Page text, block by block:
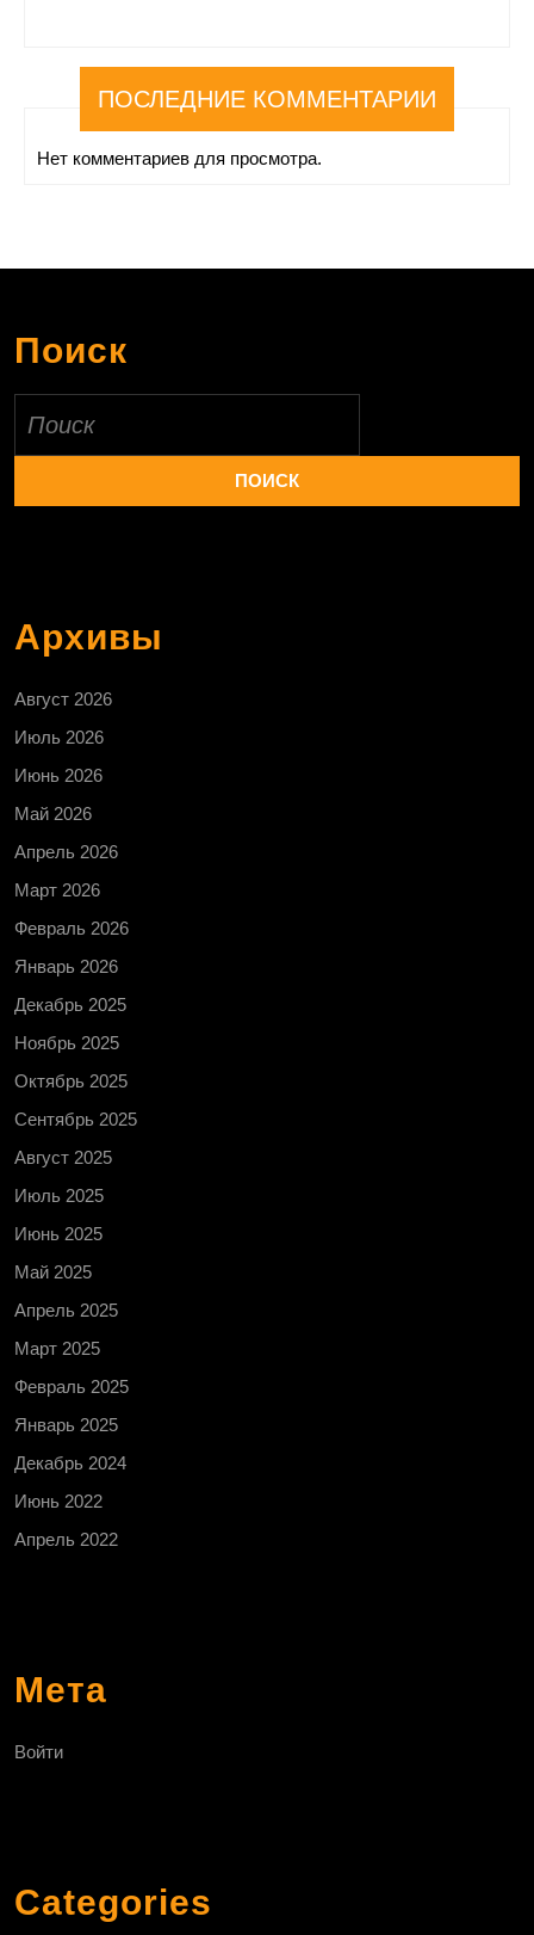
ПОСЛЕДНИЕ КОММЕНТАРИИ
Нет комментариев для просмотра.
Поиск
Архивы
Август 2026
Июль 2026
Июнь 2026
Май 2026
Апрель 2026
Март 2026
Февраль 2026
Январь 2026
Декабрь 2025
Ноябрь 2025
Октябрь 2025
Сентябрь 2025
Август 2025
Июль 2025
Июнь 2025
Май 2025
Апрель 2025
Март 2025
Февраль 2025
Январь 2025
Декабрь 2024
Июнь 2022
Апрель 2022
Мета
Войти
Categories